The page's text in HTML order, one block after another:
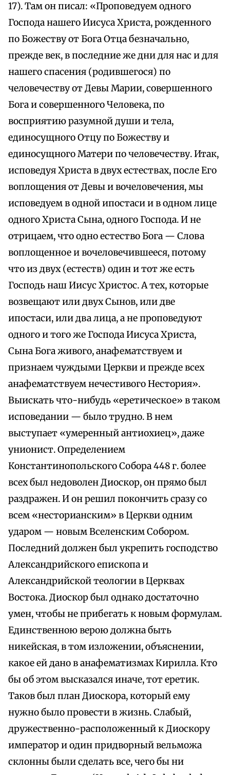
17). Там он писал: «Проповедуем одного
Господа нашего Иисуса Христа, рожденного
по Божеству от Бога Отца безначально,
прежде век, в последние же дни для нас и для
нашего спасения (родившегося) по
человечеству от Девы Марии, совершенного
Бога и совершенного Человека, по
восприятию разумной души и тела,
единосущного Отцу по Божеству и
единосущного Матери по человечеству. Итак,
исповедуя Христа в двух естествах, после Его
воплощения от Девы и вочеловечения, мы
исповедуем в одной ипостаси и в одном лице
одного Христа Сына, одного Господа. И не
отрицаем, что одно естество Бога — Слова
воплощенное и вочеловечившееся, потому
что из двух (естеств) один и тот же есть
Господь наш Иисус Христос. А тех, которые
возвещают или двух Сынов, или две
ипостаси, или два лица, а не проповедуют
одного и того же Господа Иисуса Христа,
Сына Бога живого, анафематствуем и
признаем чуждыми Церкви и прежде всех
анафематствуем нечестивого Нестория».
Выискать что-нибудь «еретическое» в таком
исповедании — было трудно. В нем
выступает «умеренный антиохиец», даже
унионист. Определением
Константинопольского Собора 448 г. более
всех был недоволен Диоскор, он прямо был
раздражен. И он решил покончить сразу со
всем «несторианским» в Церкви одним
ударом — новым Вселенским Собором.
Последний должен был укрепить господство
Александрийского епископа и
Александрийской теологии в Церквах
Востока. Диоскор был однако достаточно
умен, чтобы не прибегать к новым формулам.
Единственною верою должна быть
никейская, в том изложении, объяснении,
какое ей дано в анафематизмах Кирилла. Кто
бы об этом высказался иначе, тот еретик.
Таков был план Диоскора, который ему
нужно было провести в жизнь. Слабый,
дружественно-расположенный к Диоскору
император и один придворный вельможа
склонны были сделать все, чего бы ни